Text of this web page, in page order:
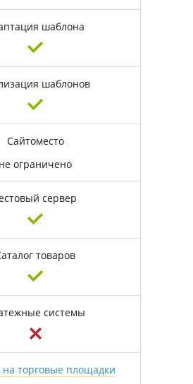
шаблона
шаблонов
Сайтоместо
не ограничено
сервер
товаров
системы
на торговые площадки